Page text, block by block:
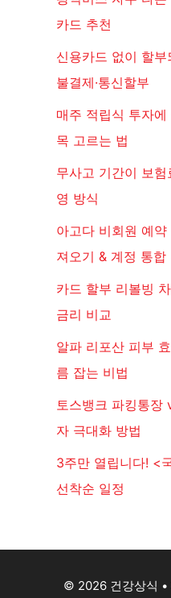
카드 추천
신용카드 없이 할부
불결제·통신할부
매주 적립식 투자
목 고르는 법
무사고 기간이 보
영 방식
아고다 비회원 예
져오기 & 계정 통합
카드 할부 리볼빙
금리 비교
알파 리포산 피부
름 잡는 비법
토스뱅크 파킹통장
자 극대화 방법
3주만 열립니다! <
선착순 일정
© 2026 건강상식